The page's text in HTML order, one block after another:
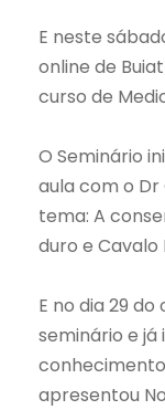
E neste
online de
curso de
O Seminário
aula com o Dr
tema: A
duro e Cavalo
E no dia 29
seminário e
conhecimento
apresentou